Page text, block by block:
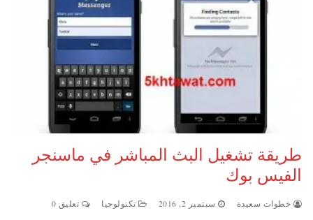
طريقة تشغيل البث المباشر في ماسنجر
الفيس بوك
خطوات سعيدة سبتمبر 2, 2016 تكنولوجيا تعليق 0